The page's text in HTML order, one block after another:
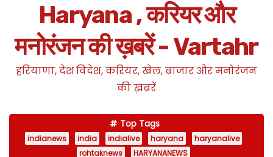
Haryana , करियर और
मनोरंजन की ख़बरें - Vartahr
हरियाणा, देश विदेश, करियर, खेल, बाजार और मनोरंजन
की ख़बरें
Top Tags
indianews india indialive haryana
haryanalive
rohtaknews
HARYANANEWS